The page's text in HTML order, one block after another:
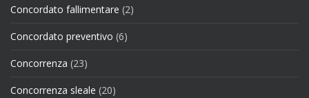
Concordato fallimentare (2)
Concordato preventivo (6)
Concorrenza (23)
Concorrenza sleale (20)